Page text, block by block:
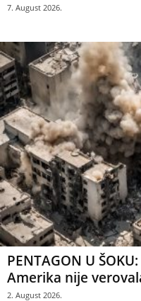
7. August 2026.
PENTAGON U
Amerika nije
2. August 2026.